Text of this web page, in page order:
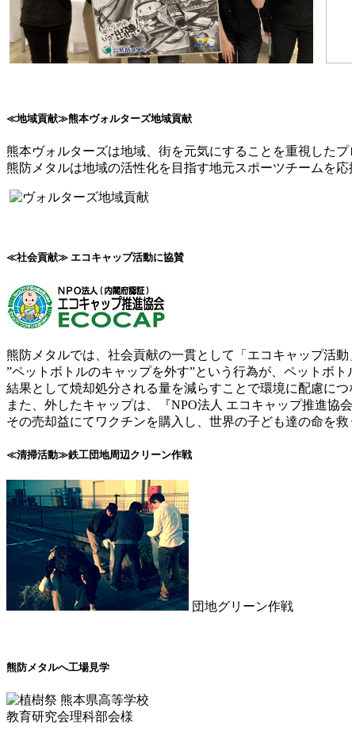
≪地域貢献≫熊本ヴォルターズ地域貢献
熊本ヴォルターズは地域、街を元気にすることを重視したプ
熊防メタルは地域の活性化を目指す地元スポーツチームを応
≪社会貢献≫ エコキャップ活動に協賛
熊防メタルでは、社会貢献の一貫として「エコキャップ活動
”ペットボトルのキャップを外す”という行為が、ペットボト
結果として焼却処分される量を減らすことで環境に配慮につ
また、外したキャップは、『NPO法人 エコキャップ推進協
その売却益にてワクチンを購入し、世界の子ども達の命を救
≪清掃活動≫鉄工団地周辺クリーン作戦
団地グリーン作戦
熊防メタルへ工場見学
熊本県高等学校
教育研究会理科部会様